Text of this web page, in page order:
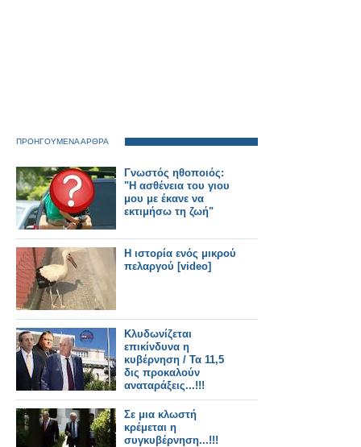
ΠΡΟΗΓΟΥΜΕΝΑ ΑΡΘΡΑ
Γνωστός ηθοποιός:
"Η ασθένεια του γιου
μου με έκανε να
εκτιμήσω τη ζωή"
Η ιστορία ενός μικρού
πελαργού [video]
Κλυδωνίζεται
επικίνδυνα η
κυβέρνηση / Τα 11,5
δις προκαλούν
αναταράξεις...!!!
Σε μια κλωστή
κρέμεται η
συγκυβέρνηση...!!!